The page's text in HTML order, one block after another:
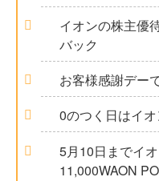
イオンの株主優
バック
お客様感謝デー
0のつく日はイ
5月10日までイ
11,000WAON